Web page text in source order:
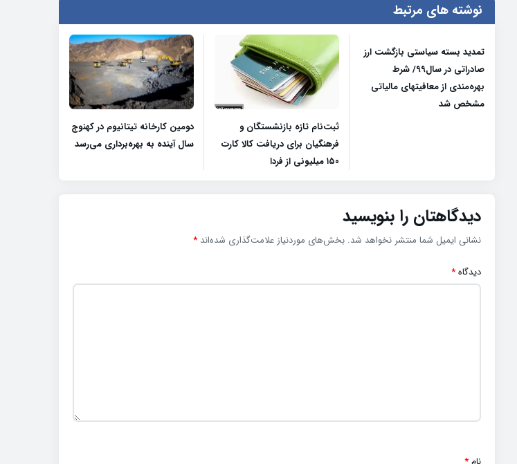
نوشته های مرتبط
تمدید بسته سیاستی بازگشت ارز
صادراتی در سال۹۹/ شرط
بهره‌مندی از معافیتهای مالیاتی
مشخص شد
ثبت‌نام تازه بازنشستگان و
فرهنگیان برای دریافت کالا کارت
۱۵۰ میلیونی از فردا
دومین کارخانه تیتانیوم در کهنوج
سال آینده به بهره‌برداری می‌رسد
دیدگاهتان را بنویسید
نشانی ایمیل شما منتشر نخواهد شد. بخش‌های موردنیاز علامت‌گذاری شده‌اند *
دیدگاه*